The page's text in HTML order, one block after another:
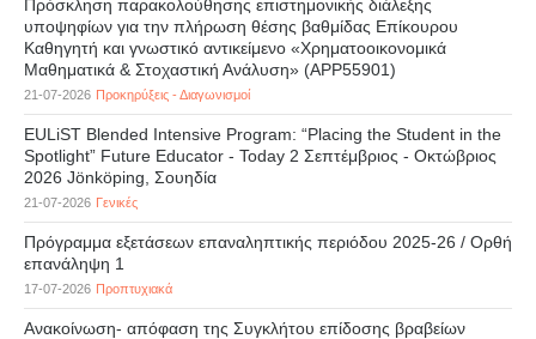
Πρόσκληση παρακολούθησης επιστημονικής διάλεξης
υποψηφίων για την πλήρωση θέσης βαθμίδας Επίκουρου
Καθηγητή και γνωστικό αντικείμενο «Χρηματοοικονομικά
Μαθηματικά & Στοχαστική Ανάλυση» (APP55901)
21-07-2026 Προκηρύξεις - Διαγωνισμοί
EULiST Blended Intensive Program: “Placing the Student in the
Spotlight” Future Educator - Today 2 Σεπτέμβριος - Οκτώβριος
2026 Jönköping, Σουηδία
21-07-2026 Γενικές
Πρόγραμμα εξετάσεων επαναληπτικής περιόδου 2025-26 / Ορθή
επανάληψη 1
17-07-2026 Προπτυχιακά
Ανακοίνωση- απόφαση της Συγκλήτου επίδοσης βραβείων